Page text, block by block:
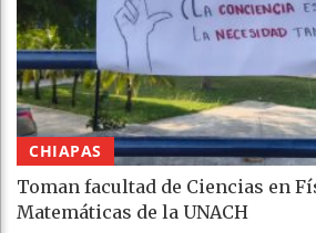
CHIAPAS
Toman facultad de Ciencias en
Matemáticas de la UNACH